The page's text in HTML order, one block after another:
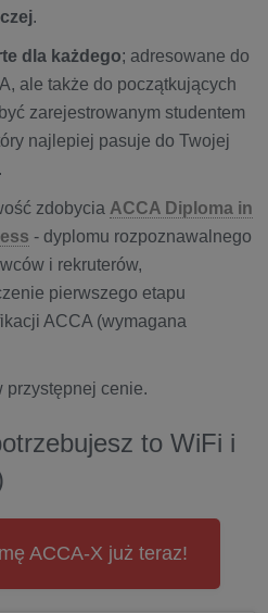
.
dla każdego; adresowane do
ale także do początkujących
zarejestrowanym studentem
najlepiej pasuje do Twojej
zdobycia ACCA Diploma in
- dyplomu rozpoznawalnego
i rekruterów,
pierwszego etapu
ACCA (wymagana
przystępnej cenie.
to WiFi i
ACCA-X już teraz!